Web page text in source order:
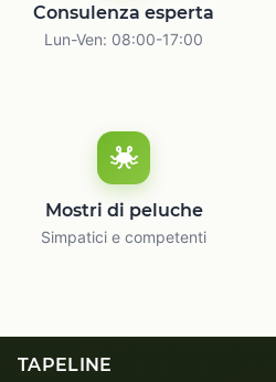
Consulenza esperta
Lun-Ven: 08:00-17:00
Mostri di peluche
Simpatici e competenti
TAPELINE